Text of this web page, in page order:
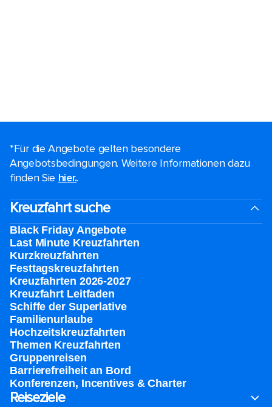
*Für die Angebote gelten besondere
Angebotsbedingungen. Weitere Informationen dazu
finden Sie hier..
Kreuzfahrt suche
Black Friday Angebote
Last Minute Kreuzfahrten
Kurzkreuzfahrten​
Festtagskreuzfahrten​
Kreuzfahrten 2026-2027
Kreuzfahrt Leitfaden
Schiffe der Superlative
Familienurlaube​
Hochzeitskreuzfahrten
Themen Kreuzfahrten
Gruppenreisen
Barrierefreiheit an Bord​
Konferenzen, Incentives & Charter
Reiseziele